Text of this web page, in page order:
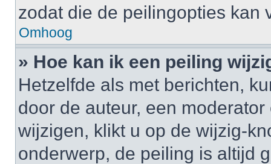
zodat die de peilingopties kan
Omhoog
» Hoe kan ik een peiling
Hetzelfde als met berichten,
door de auteur, een
wijzigen, klikt u op de wijzig-
onderwerp, de peiling is altijd